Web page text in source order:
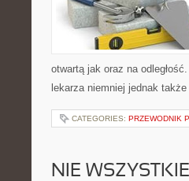
otwartą jak oraz na
lekarza niemniej jednak
CATEGORIES: PRZEWODNIK
NIE